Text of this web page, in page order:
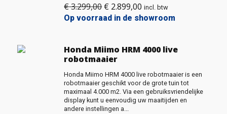
€3.299,00 Oorspronkelijke
prijs
€ 2.899,00 Huidige
prijs
incl. btw
Op voorraad in de showroom
Honda Miimo HRM 4000 live
robotmaaier
Honda Miimo HRM 4000 live robotmaaier is een
robotmaaier geschikt voor de grote tuin tot
maximaal 4.000 m2. Via een gebruiksvriendelijke
display kunt u eenvoudig uw maaitijden en
andere instellingen a...